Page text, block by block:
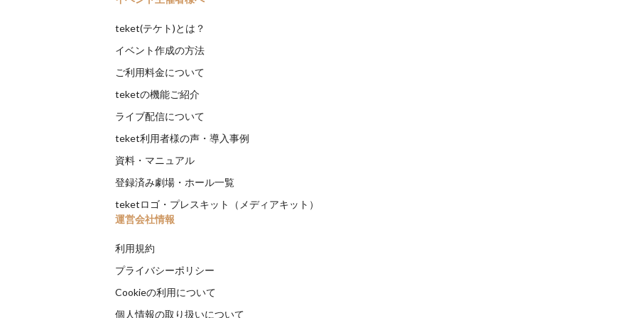
teket(テケト)とは？
イベント作成の方法
ご利用料金について
teketの機能ご紹介
ライブ配信について
teket利用者様の声・導入事例
資料・マニュアル
登録済み劇場・ホール一覧
teketロゴ・プレスキット（メディアキット）
運営会社情報
利用規約
プライバシーポリシー
Cookieの利用について
個人情報の取り扱いについて